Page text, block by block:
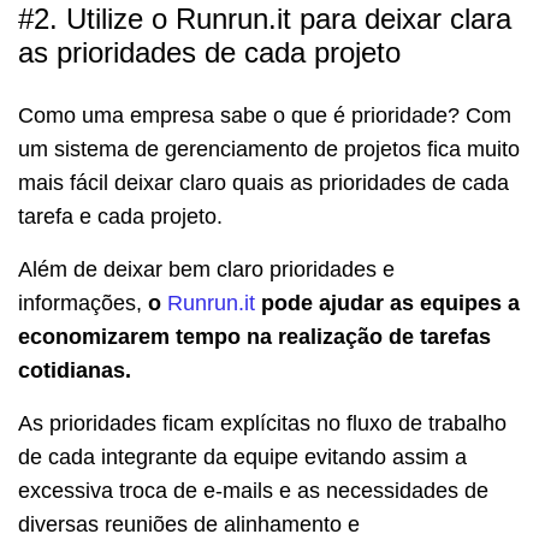
#2. Utilize o Runrun.it para deixar clara
as prioridades de cada projeto
Como uma empresa sabe o que é prioridade? Com
um sistema de gerenciamento de projetos fica muito
mais fácil deixar claro quais as prioridades de cada
tarefa e cada projeto.
Além de deixar bem claro prioridades e
informações, o Runrun.it pode ajudar as equipes a
economizarem tempo na realização de tarefas
cotidianas.
As prioridades ficam explícitas no fluxo de trabalho
de cada integrante da equipe evitando assim a
excessiva troca de e-mails e as necessidades de
diversas reuniões de alinhamento e